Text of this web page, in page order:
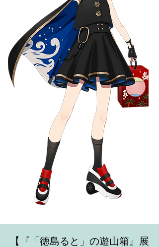
【『「徳島ると」の遊山箱』展